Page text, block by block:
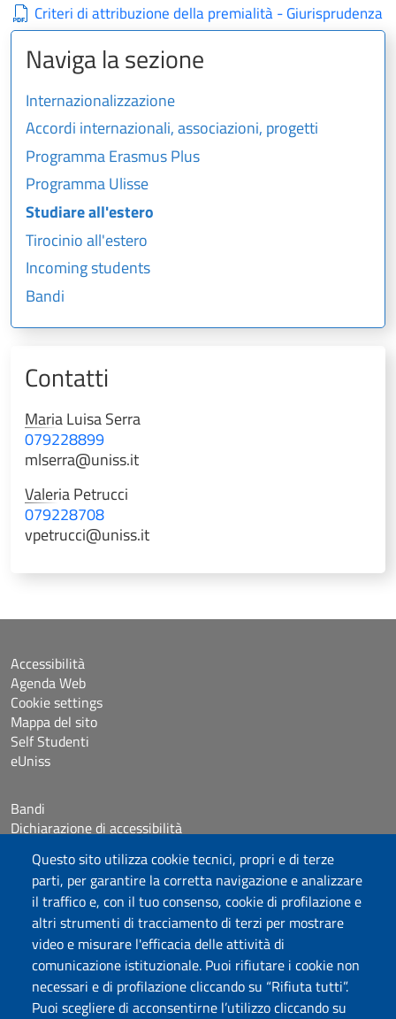
Questo sito utilizza cookie tecnici, propri e di terze
parti, per garantire la corretta navigazione e analizzare
il traffico e, con il tuo consenso, cookie di profilazione e
altri strumenti di tracciamento di terzi per mostrare
video e misurare l'efficacia delle attività di
comunicazione istituzionale. Puoi rifiutare i cookie non
necessari e di profilazione cliccando su “Rifiuta tutti”.
Puoi scegliere di acconsentirne l’utilizzo cliccando su
Criteri di attribuzione della premialità - Giurisprudenza
Naviga la sezione
Internazionalizzazione
Accordi internazionali, associazioni, progetti
Programma Erasmus Plus
Programma Ulisse
Studiare all'estero
Tirocinio all'estero
Incoming students
Bandi
Contatti
Maria LuisaSerra
079228899
mlserra@uniss.it
ValeriaPetrucci
079228708
vpetrucci@uniss.it
Università degli Studi di Sassari
Dipartimento di Giurisprudenza
Viale Mancini 5, 07100 Sassari
Accessibilità
Agenda Web
Cookie settings
Mappa del sito
Self Studenti
eUniss
Bandi
Dichiarazione di accessibilità
Protocollo
Seguici su